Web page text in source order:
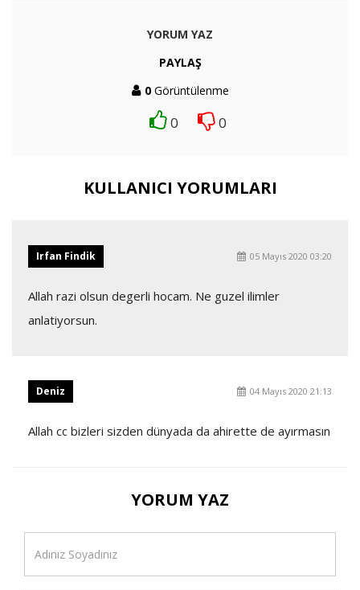
YORUM YAZ
PAYLAŞ
0Görüntülenme
0 0
KULLANICI YORUMLARI
Irfan Findik 05 Mayıs 2020 03:20
Allah razi olsun degerli hocam. Ne guzel ilimler
anlatiyorsun.
Deniz 04 Mayıs 2020 21:13
Allah cc bizleri sizden dünyada da ahirette de ayırmasın
YORUM YAZ